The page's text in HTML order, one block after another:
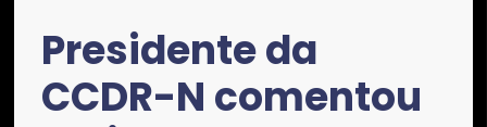
Presidente da
CCDR-N comentou